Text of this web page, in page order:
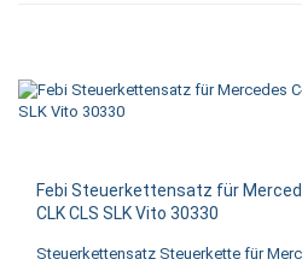
Febi Steuerkettensatz für
CLK CLS SLK Vito 30330
Steuerkettensatz Steuerkette für